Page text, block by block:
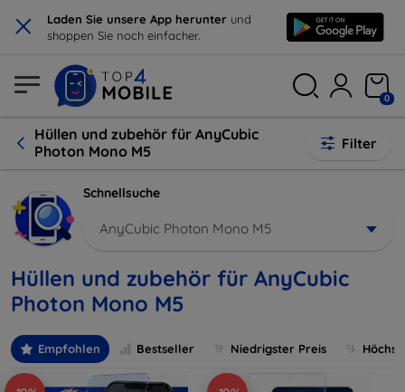
× Laden Sie unsere App herunter und
shoppen Sie noch einfacher.
0
Hüllen und zubehör für AnyCubic
Photon Mono M5
Filter
Schnellsuche
AnyCubic Photon Mono M5
Hüllen und zubehör für AnyCubic
Photon Mono M5
Empfohlen Bestseller Niedrigster Preis